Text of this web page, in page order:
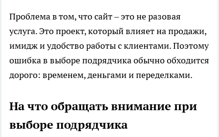
Проблема в том, что сайт – это не разовая
услуга. Это проект, который влияет на продажи,
имидж и удобство работы с клиентами. Поэтому
ошибка в выборе подрядчика обычно обходится
дорого: временем, деньгами и переделками.
На что обращать внимание при
выборе подрядчика